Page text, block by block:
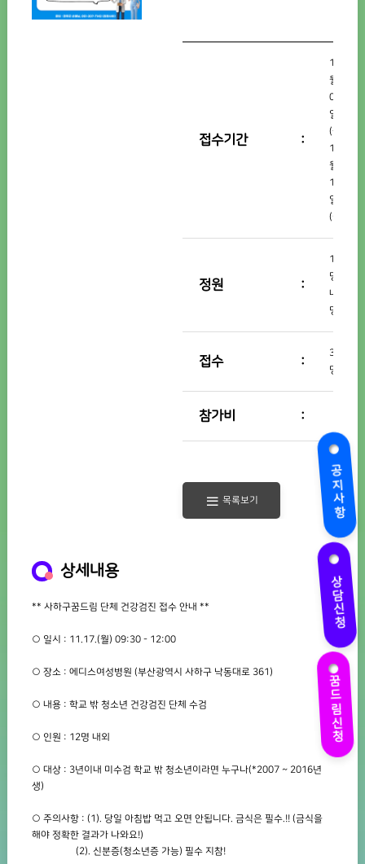
공지사항
상담신청
꿈드림신청
접수기간
11
월
07
일
(금)~
11
월
17
일
(월)
정원
12
명
내
명
접수
3
명
참가비
목록보기
상세내용
** 사하구꿈드림 단체 건강검진 접수 안내 **
○ 일시 : 11.17.(월) 09:30 - 12:00
○ 장소 : 에디스여성병원 (부산광역시 사하구 낙동대로 361)
○ 내용 : 학교 밖 청소년 건강검진 단체 수검
○ 인원 : 12명 내외
○ 대상 : 3년이내 미수검 학교 밖 청소년이라면 누구나(*2007 ~ 2016년
생)
○ 주의사항 : (1). 당일 아침밥 먹고 오면 안됩니다. 금식은 필수.!! (금식을
해야 정확한 결과가 나와요!)
(2). 신분증(청소년증 가능) 필수 지참!